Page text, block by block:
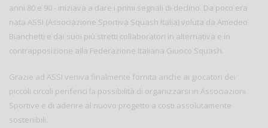
anni 80 e 90 - iniziava a dare i primi segnali di declino. Da poco era
nata ASSI (Associazione Sportiva Squash Italia) voluta da Amedeo
Bianchetti e dai suoi più stretti collaboratori in alternativa e in
contrapposizione alla Federazione Italiana Giuoco Squash.
Grazie ad ASSI veniva finalmente fornita anche ai giocatori dei
piccoli circoli periferici la possibilità di organizzarsi in Associazioni
Sportive e di aderire al nuovo progetto a costi assolutamente
sostenibili.